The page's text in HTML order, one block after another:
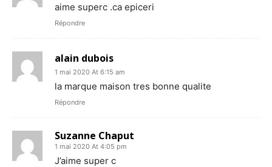
aime superc .ca epiceri
Répondre
alain dubois
1 mai 2020 At 6:15 am
la marque maison tres bonne qualite
Répondre
Suzanne Chaput
1 mai 2020 At 4:05 pm
J’aime super c